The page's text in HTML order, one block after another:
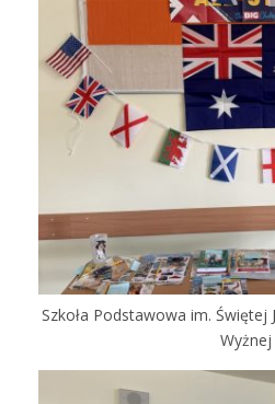
Szkoła Podstawowa im. Świętej
Wyżnej